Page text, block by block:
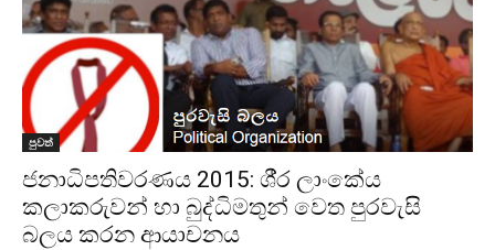
පුවත්
ජනාධිපතිවරණය 2015: ශී‍්‍ර ලාංකේය
කලාකරුවන් හා බුද්ධිමතුන් වෙත පුරවැසි
බලය කරන ආයාචනය